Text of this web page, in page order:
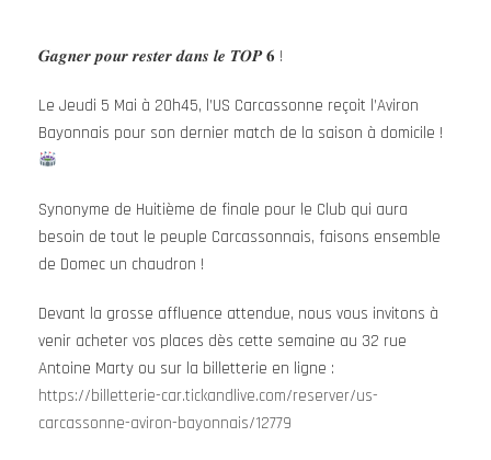
𝑮𝒂𝒈𝒏𝒆𝒓 𝒑𝒐𝒖𝒓 𝒓𝒆𝒔𝒕𝒆𝒓 𝒅𝒂𝒏𝒔 𝒍𝒆 𝑻𝑶𝑷 𝟔 !
Le Jeudi 5 Mai à 20h45, l’US Carcassonne reçoit l’Aviron
Bayonnais pour son dernier match de la saison à domicile !
Synonyme de Huitième de finale pour le Club qui aura
besoin de tout le peuple Carcassonnais, faisons ensemble
de Domec un chaudron !
Devant la grosse affluence attendue, nous vous invitons à
venir acheter vos places dès cette semaine au 32 rue
Antoine Marty ou sur la billetterie en ligne :
https://billetterie-car.tickandlive.com/reserver/us-
carcassonne-aviron-bayonnais/12779